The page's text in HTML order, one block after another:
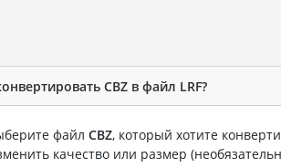
CBZ в файл LRF?
файл CBZ, который хотите
качество или размер